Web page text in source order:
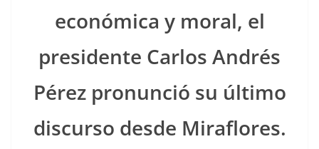
económi­ca y moral, el
pres­i­dente Car­los Andrés
Pérez pro­nun­ció su últi­mo
dis­cur­so des­de Miraflo­res.